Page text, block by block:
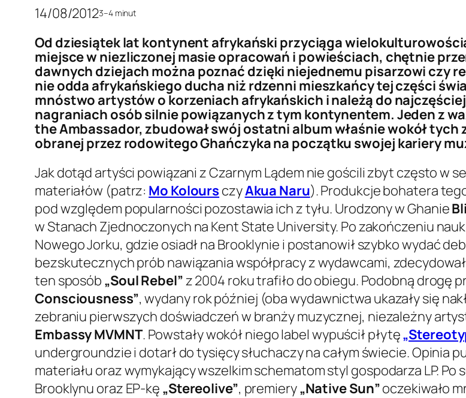
14/08/20123–4 minut
Od dziesiątek lat kontynent afrykański przyciąga
miejsce w niezliczonej masie opracowań i powieściach, chętnie
dawnych dziejach można poznać dzięki niejednemu pisarzowi czy
nie odda afrykańskiego ducha niż rdzenni mieszkańcy tej części
mnóstwo artystów o korzeniach afrykańskich i należą do
nagraniach osób silnie powiązanych z tym kontynentem. Jeden z
the Ambassador, zbudował swój ostatni album właśnie wokół tych
obranej przez rodowitego Ghańczyka na początku swojej kariery
Jak dotąd artyści powiązani z Czarnym Lądem nie gościli zbyt często w
materiałów (patrz: Mo Kolours czyAkua Naru). Produkcje bohatera
pod względem popularności pozostawia ich z tyłu. Urodzony w Ghanie
w Stanach Zjednoczonych na Kent State University. Po zakończeniu
Nowego Jorku, gdzie osiadł na Brooklynie i postanowił szybko wydać
bezskutecznych prób nawiązania współpracy z wydawcami,
ten sposób „Soul Rebel”z 2004 roku trafiło do obiegu. Podobną drogę
Consciousness”, wydany rok później (oba wydawnictwa ukazały się
zebraniu pierwszych doświadczeń w branży muzycznej, niezależny
Embassy MVMNT. Powstały wokół niego label wypuścił płytę
undergroundzie i dotarł do tysięcy słuchaczy na całym świecie. Opinia
materiału oraz wymykający wszelkim schematom styl gospodarza LP.
Brooklynu oraz EP-kę „Stereolive”, premiery„Native Sun”oczekiwało